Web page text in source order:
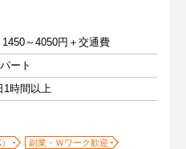
～4050円＋交通費
ート
1時間以上
副業・Ｗワーク歓迎